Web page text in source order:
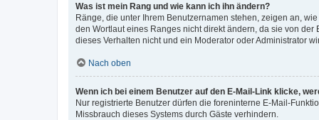
Was ist mein Rang und wie kann ich ihn ändern?
Ränge, die unter Ihrem Benutzernamen stehen, zeigen an,
den Wortlaut eines Ranges nicht direkt ändern, da sie von
dieses Verhalten nicht und ein Moderator oder Administrator
Nach oben
Wenn ich bei einem Benutzer auf den E-Mail-Link klicke,
Nur registrierte Benutzer dürfen die foreninterne E-Mail-
Missbrauch dieses Systems durch Gäste verhindern.